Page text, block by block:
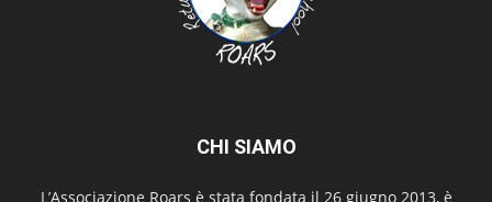
CHI SIAMO
L’Associazione Roars è stata fondata il 26 giugno 2013, è